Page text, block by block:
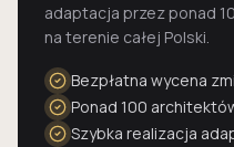
adaptacja przez ponad
na terenie całej Polski.
Bezpłatna wycena
Ponad 100
Szybka realizacja